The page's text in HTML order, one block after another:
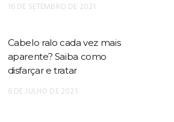
16 DE SETEMBRO DE 2021
Cabelo ralo cada vez mais
aparente? Saiba como
disfarçar e tratar
6 DE JULHO DE 2021